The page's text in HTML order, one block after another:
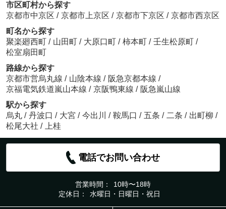
市区町村から探す
京都市中京区 / 京都市上京区 / 京都市下京区 / 京都市西京区
町名から探す
聚楽廻西町 / 山田町 / 大原口町 / 柿本町 / 壬生松原町 /
松室扇田町
路線から探す
京都市営烏丸線 / 山陰本線 / 阪急京都本線 /
京福電気鉄道嵐山本線 / 京阪鴨東線 / 阪急嵐山線
駅から探す
烏丸 / 丹波口 / 大宮 / 今出川 / 鞍馬口 / 五条 / 二条 / 出町柳 /
松尾大社 / 上桂
電話でお問い合わせ
営業時間：
10時〜18時
定休日：
水曜日・日曜日・祝日